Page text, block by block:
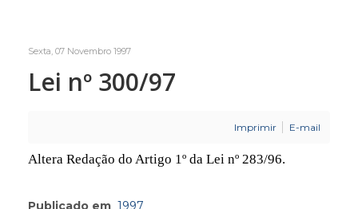
Sexta, 07 Novembro 1997
Lei nº 300/97
Imprimir E-mail
Altera Redação do Artigo 1º da Lei nº 283/96.
Publicado em 1997